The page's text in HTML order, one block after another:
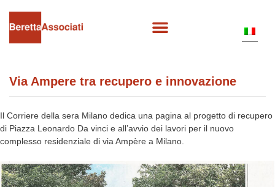
Via Ampere tra recupero e innovazione
Il Corriere della sera Milano dedica una pagina al progetto di recupero
di Piazza Leonardo Da vinci e all’avvio dei lavori per il nuovo
complesso residenziale di via Ampère a Milano.